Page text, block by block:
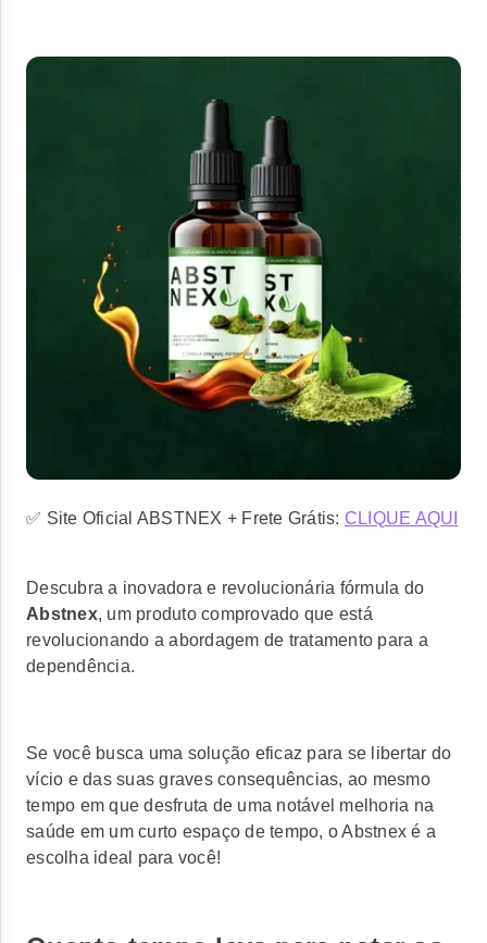
✅ Site Oficial ABSTNEX + Frete Grátis: CLIQUE AQUI
Descubra a inovadora e revolucionária fórmula do
Abstnex, um produto comprovado que está
revolucionando a abordagem de tratamento para a
dependência.
Se você busca uma solução eficaz para se libertar do
vício e das suas graves consequências, ao mesmo
tempo em que desfruta de uma notável melhoria na
saúde em um curto espaço de tempo, o Abstnex é a
escolha ideal para você!